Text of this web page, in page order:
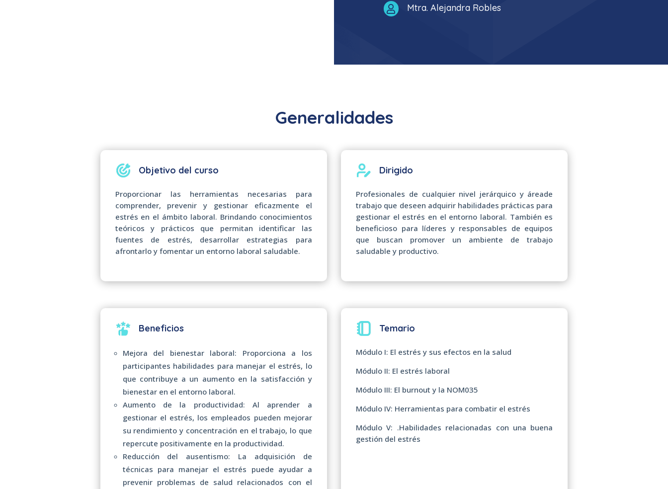
 Mtra. Alejandra Robles
Generalidades
Objetivo del curso
Proporcionar las herramientas necesarias para
comprender, prevenir y gestionar eficazmente el
estrés en el ámbito laboral. Brindando conocimientos
teóricos y prácticos que permitan identificar las
fuentes de estrés, desarrollar estrategias para
afrontarlo y fomentar un entorno laboral saludable.
Dirigido
Profesionales de cualquier nivel jerárquico y áreade
trabajo que deseen adquirir habilidades prácticas para
gestionar el estrés en el entorno laboral. También es
beneficioso para líderes y responsables de equipos
que buscan promover un ambiente de trabajo
saludable y productivo.
Beneficios
Mejora del bienestar laboral: Proporciona a los
participantes habilidades para manejar el estrés, lo
que contribuye a un aumento en la satisfacción y
bienestar en el entorno laboral.
Aumento de la productividad: Al aprender a
gestionar el estrés, los empleados pueden mejorar
su rendimiento y concentración en el trabajo, lo que
repercute positivamente en la productividad.
Reducción del ausentismo: La adquisición de
técnicas para manejar el estrés puede ayudar a
prevenir problemas de salud relacionados con el
Temario
Módulo I: El estrés y sus efectos en la salud
Módulo II: El estrés laboral
Módulo III: El burnout y la NOM035
Módulo IV: Herramientas para combatir el estrés
Módulo V: .Habilidades relacionadas con una buena
gestión del estrés